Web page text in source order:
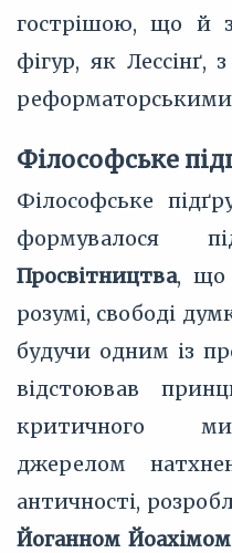
гострішою, що й
фігур, як Лессінґ,
реформаторськими
Філософське
Філософське
формувалося
Просвітництва, що
розумі, свободі
будучи одним із
відстоював
критичного
джерелом
античності,
Йоганном